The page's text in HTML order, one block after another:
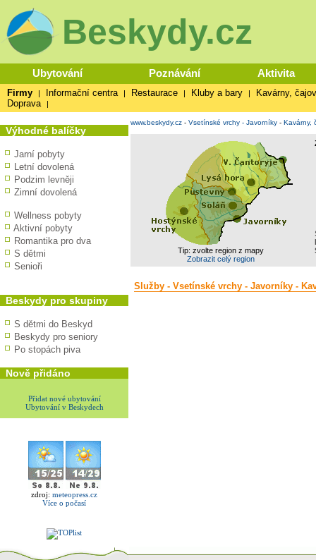
Beskydy.cz
Ubytování Poznávání Aktivita
Firmy | Informační centra | Restaurace | Kluby a bary |
Kavárny,
Doprava
|
Výhodné balíčky
Jarní pobyty
Letní dovolená
Podzim levněji
Zimní dovolená
Wellness pobyty
Aktivní pobyty
Romantika pro dva
S dětmi
Senioři
Beskydy pro skupiny
S dětmi do Beskyd
Beskydy pro seniory
Po stopách piva
Nově přidáno
Přidat nové ubytování
Ubytování v Beskydech
zdroj: meteopress.cz
Více o počasí
www.beskydy.cz - Vsetínské vrchy - Javorníky - Kavárny,
Tip: zvolte region z mapy
Zobrazit celý region
Služby - Vsetínské vrchy - Javorníky -